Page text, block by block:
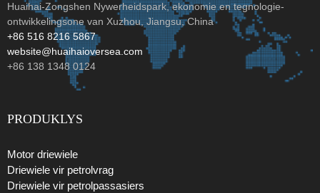
Huaihai-Zongshen Nywerheidspark, ekonomie en tegnologie-
ontwikkelingsone van Xuzhou, Jiangsu, China
+86 516 8216 5867
website@huaihaioversea.com
+86 138 1348 0124
PRODUKLYS
Motor driewiele
Driewiele vir petrolvrag
Driewiele vir petrolpassasiers